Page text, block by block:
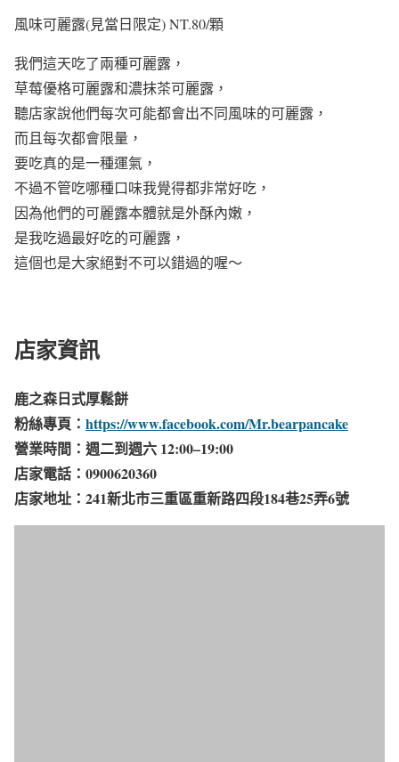
風味可麗露(見當日限定) NT.80/顆
我們這天吃了兩種可麗露，
草莓優格可麗露和濃抹茶可麗露，
聽店家說他們每次可能都會出不同風味的可麗露，
而且每次都會限量，
要吃真的是一種運氣，
不過不管吃哪種口味我覺得都非常好吃，
因為他們的可麗露本體就是外酥內嫩，
是我吃過最好吃的可麗露，
這個也是大家絕對不可以錯過的喔～
店家資訊
鹿之森日式厚鬆餅
粉絲專頁： https://www.facebook.com/Mr.bearpancake
營業時間：週二到週六 12:00–19:00​
店家電話：0900620360
店家地址：241新北市三重區重新路四段184巷25弄6號